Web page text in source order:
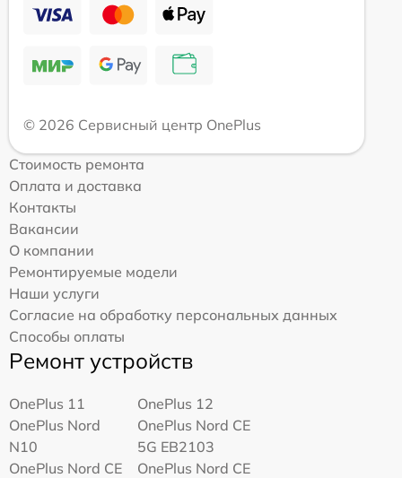
© 2026 Сервисный центр OnePlus
Стоимость ремонта
Оплата и доставка
Контакты
Вакансии
О компании
Ремонтируемые модели
Наши услуги
Согласие на обработку персональных данных
Способы оплаты
Ремонт устройств
OnePlus 11
OnePlus 12
OnePlus Nord
N10
OnePlus Nord CE
5G EB2103
OnePlus Nord CE
OnePlus Nord CE